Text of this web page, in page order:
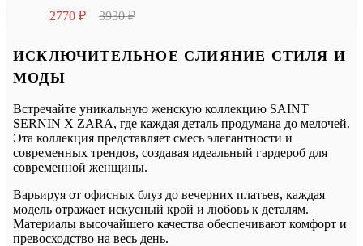
2770 ₽ 3930 ₽
ИСКЛЮЧИТЕЛЬНОЕ СЛИЯНИЕ СТИЛЯ И
МОДЫ
Встречайте уникальную женскую коллекцию SAINT
SERNIN X ZARA, где каждая деталь продумана до мелочей.
Эта коллекция представляет смесь элегантности и
современных трендов, создавая идеальный гардероб для
современной женщины.
Варьируя от офисных блуз до вечерних платьев, каждая
модель отражает искусный крой и любовь к деталям.
Материалы высочайшего качества обеспечивают комфорт и
превосходство на весь день.